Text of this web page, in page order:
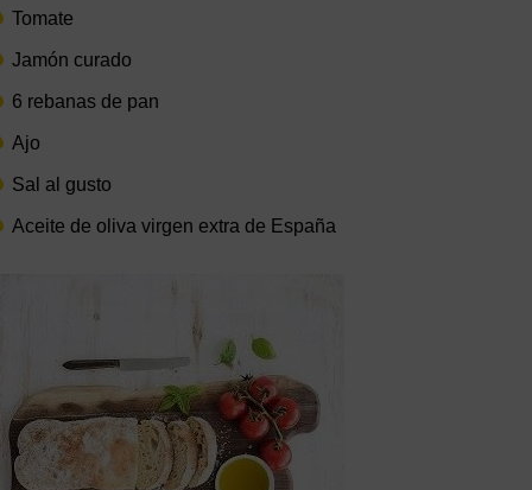
Tomate
Jamón curado
6 rebanas de pan
Ajo
Sal al gusto
Aceite de oliva virgen extra de España